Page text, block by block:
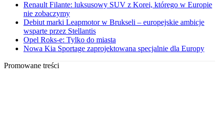
Renault Filante: luksusowy SUV z Korei, którego w Europie
nie zobaczymy
Debiut marki Leapmotor w Brukseli – europejskie ambicje
wsparte przez Stellantis
Opel Roks-e: Tylko do miasta
Nowa Kia Sportage zaprojektowana specjalnie dla Europy
Promowane treści